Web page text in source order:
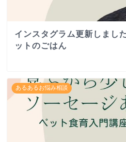
インスタグラム更新しまし
ットのごはん
あるあるお悩み相談